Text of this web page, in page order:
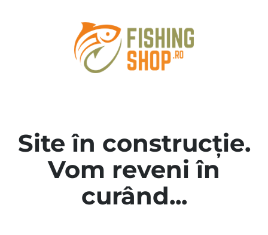
Site în construcție.
Vom reveni în
curând...